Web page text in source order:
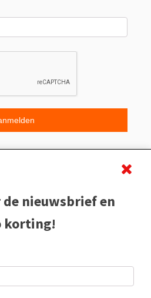
de nieuwsbrief en
korting!